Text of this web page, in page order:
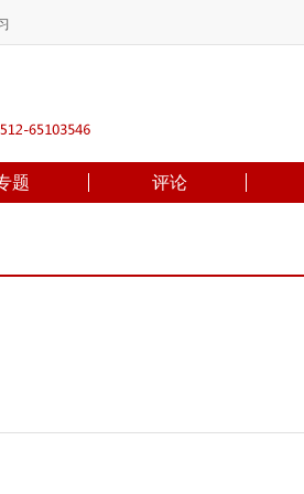
题 评论